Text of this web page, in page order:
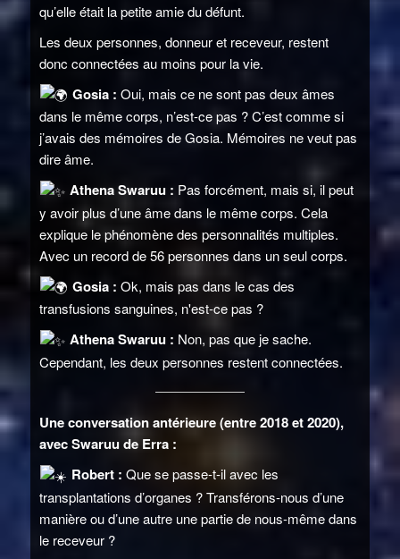
qu’elle était la petite amie du défunt.
Les deux personnes, donneur et receveur, restent
donc connectées au moins pour la vie.
Gosia : Oui, mais ce ne sont pas deux âmes
dans le même corps, n’est-ce pas ? C’est comme si
j’avais des mémoires de Gosia. Mémoires ne veut pas
dire âme.
Athena Swaruu : Pas forcément, mais si, il peut
y avoir plus d’une âme dans le même corps. Cela
explique le phénomène des personnalités multiples.
Avec un record de 56 personnes dans un seul corps.
Gosia : Ok, mais pas dans le cas des
transfusions sanguines, n'est-ce pas ?
Athena Swaruu : Non, pas que je sache.
Cependant, les deux personnes restent connectées.
Une conversation antérieure (entre 2018 et 2020),
avec Swaruu de Erra :
Robert : Que se passe-t-il avec les
transplantations d’organes ? Transférons-nous d’une
manière ou d’une autre une partie de nous-même dans
le receveur ?